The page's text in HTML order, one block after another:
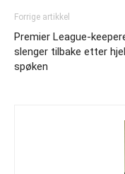
Forrige artikkel
Premier League-
slenger tilbake etter
spøken